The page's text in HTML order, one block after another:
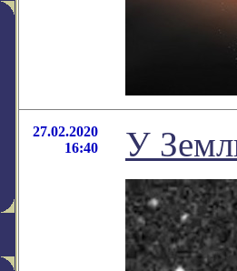
27.02.2020
16:40
У